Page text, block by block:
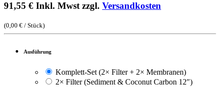
91,55 € Inkl. Mwst zzgl. Versandkosten
(0,00 € / Stück)
Ausführung
Komplett-Set (2× Filter + 2× Membranen)
2× Filter (Sediment & Coconut Carbon 12″)